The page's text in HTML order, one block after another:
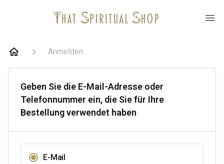
Anmelden
Geben Sie die E-Mail-Adresse oder
Telefonnummer ein, die Sie für Ihre
Bestellung verwendet haben
E-Mail